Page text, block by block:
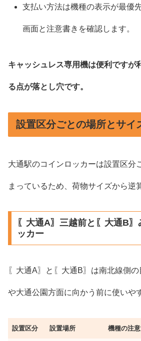
支払い方法は機種の表示が最優
画面と注意書きを確認します。
キャッシュレス専用機は便利ですが
る点が落とし穴です。
設置区分ごとの場所とサイ
大通駅のコインロッカーは設置区分
まっているため、荷物サイズから逆
〖大通A〗三越前と〖大通B
ッカー
〖大通A〗と〖大通B〗は南北線側
や大通公園方面に向かう前に使いや
設置区分 設置場所 機種の注意